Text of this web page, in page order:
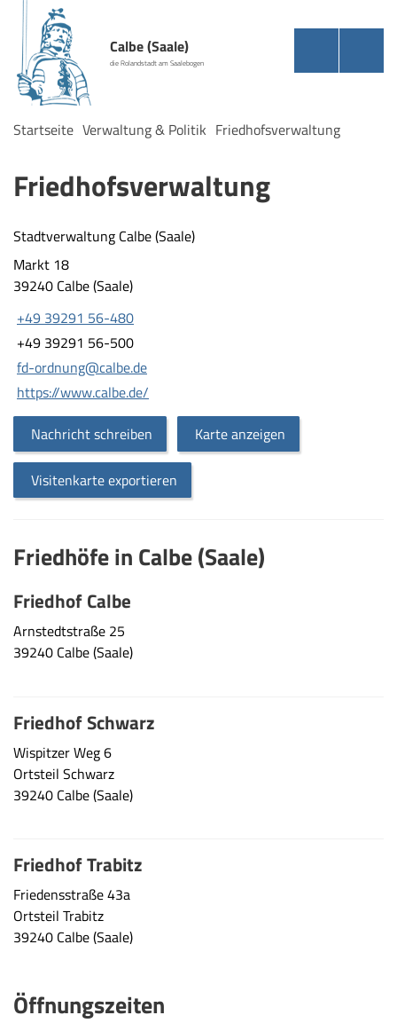
Calbe (Saale)
die Rolandstadt am Saalebogen
Startseite Verwaltung & Politik Friedhofsverwaltung
Friedhofsverwaltung
Stadtverwaltung Calbe (Saale)
Markt 18
39240 Calbe (Saale)
+49 39291 56-480
+49 39291 56-500
fd-ordnung@calbe.de
https://www.calbe.de/
Nachricht schreiben
Karte anzeigen
Visitenkarte exportieren
Friedhöfe in Calbe (Saale)
Friedhof Calbe
Arnstedtstraße 25
39240 Calbe (Saale)
Friedhof Schwarz
Wispitzer Weg 6
Ortsteil Schwarz
39240 Calbe (Saale)
Friedhof Trabitz
Friedensstraße 43a
Ortsteil Trabitz
39240 Calbe (Saale)
Öffnungszeiten